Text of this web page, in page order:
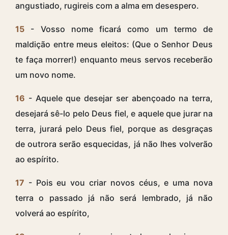
angustiado, rugireis com a alma em desespero.
15 - Vosso nome ficará como um termo de
maldição entre meus eleitos: (Que o Senhor Deus
te faça morrer!) enquanto meus servos receberão
um novo nome.
16 - Aquele que desejar ser abençoado na terra,
desejará sê-lo pelo Deus fiel, e aquele que jurar na
terra, jurará pelo Deus fiel, porque as desgraças
de outrora serão esquecidas, já não lhes volverão
ao espírito.
17 - Pois eu vou criar novos céus, e uma nova
terra o passado já não será lembrado, já não
volverá ao espírito,